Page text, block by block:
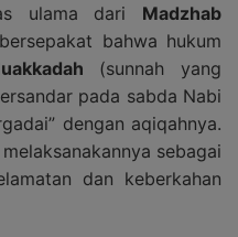
ulama dari Madzhab
bersepakat bahwa hukum
(sunnah yang
pada sabda Nabi
dengan aqiqahnya.
sebagai
dan keberkahan